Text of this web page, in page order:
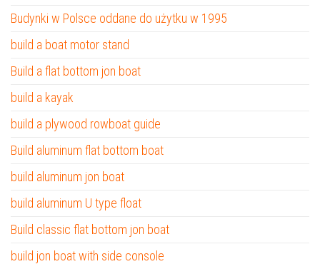
Budynki w Polsce oddane do użytku w 1995
build a boat motor stand
Build a flat bottom jon boat
build a kayak
build a plywood rowboat guide
Build aluminum flat bottom boat
build aluminum jon boat
build aluminum U type float
Build classic flat bottom jon boat
build jon boat with side console